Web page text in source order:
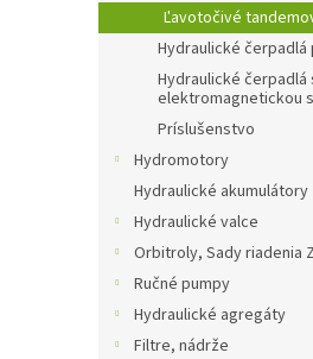
Ľavotočivé
Hydraulické
Hydraulické čerpadlá
elektromagnetickou
Príslušenstvo
Hydromotory
Hydraulické akumulátory
Hydraulické valce
Orbitroly, Sady riadenia
Ručné pumpy
Hydraulické agregáty
Filtre, nádrže